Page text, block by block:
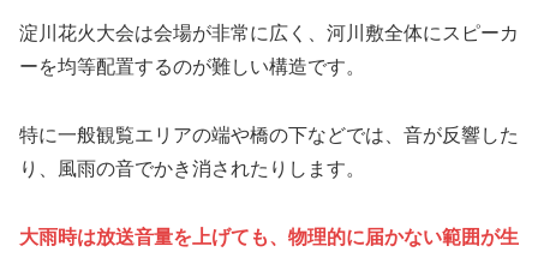
淀川花火大会は会場が非常に広く、河川敷全体にスピーカ
ーを均等配置するのが難しい構造です。
特に一般観覧エリアの端や橋の下などでは、音が反響した
り、風雨の音でかき消されたりします。
大雨時は放送音量を上げても、物理的に届かない範囲が生